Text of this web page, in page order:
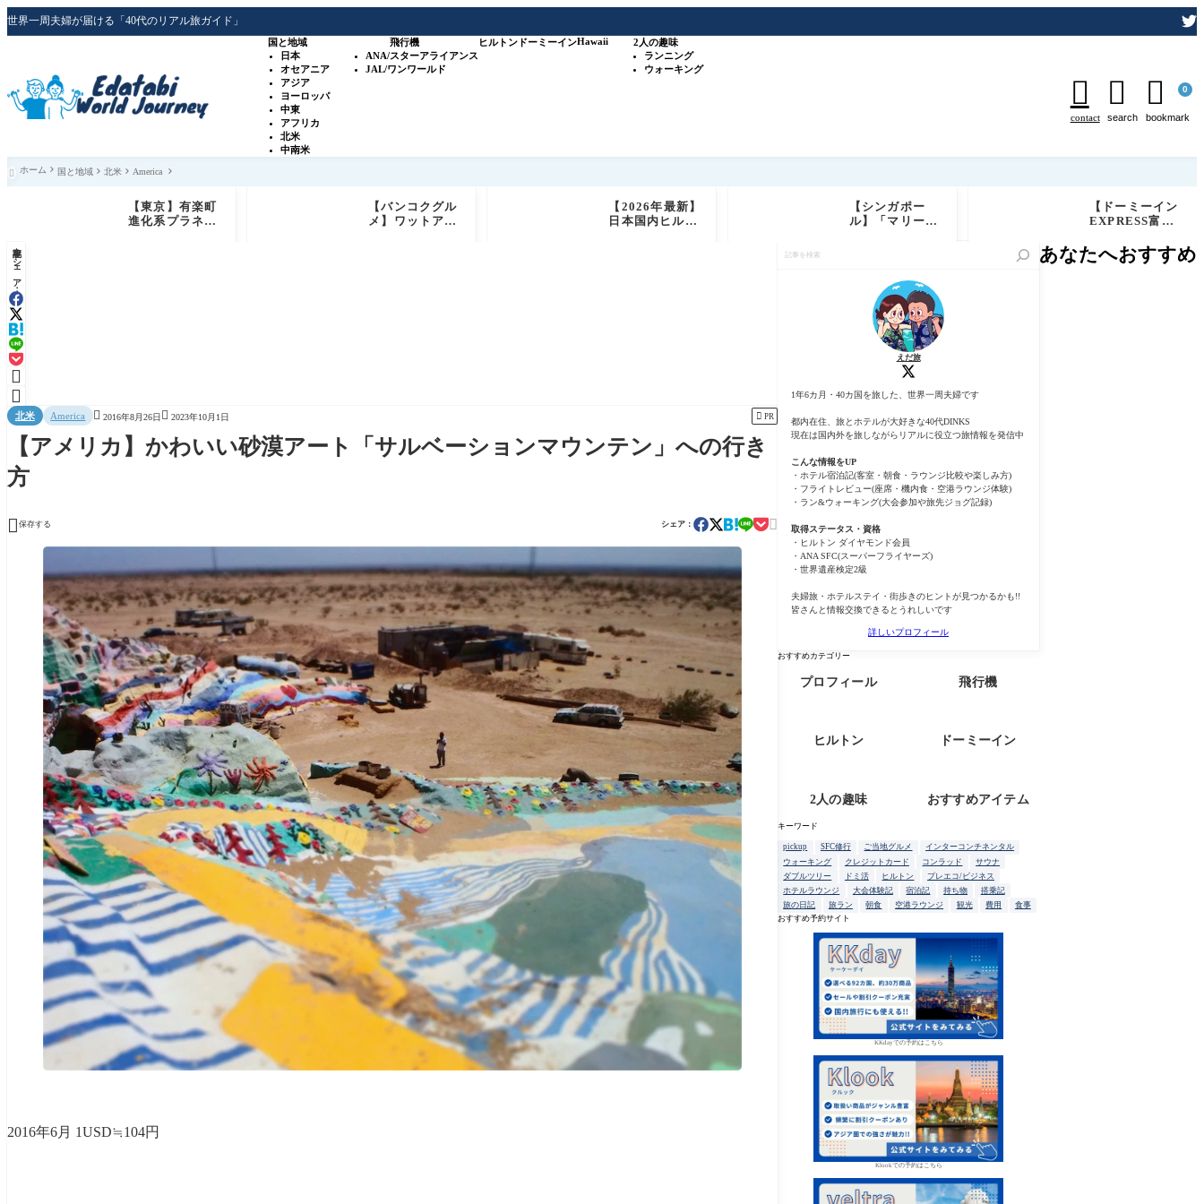
世界一周夫婦が届ける「40代のリアル旅ガイド」
国と地域
日本
オセアニア
アジア
ヨーロッパ
中東
アフリカ
北米
中南米
飛行機
ANA/スターアライアンス
JAL/ワンワールド
ヒルトン ドーミーインHawaii
2人の趣味
ランニング
ウォーキング

contact

search
 0
bookmark
 ホーム 国と地域 北米 America
【東京】有楽町
進化系プラネタ
【バンコクグル
メ】ワットアル
【2026年最新】
日本国内ヒルト
【シンガポー
ル】「マリーナ
【ドーミーイン
EXPRESS富士
ブログレビュー
｜ご当地メニュ
記事をシェア：


北米 America  2016年8月26日  2023年10月1日  PR
【アメリカ】かわいい砂漠アート「サルベーションマウンテン」への行き
方
 保存する シェア： 
2016年6月 1USD≒104円
えだ旅
1年6カ月・40カ国を旅した、世界一周夫婦です
都内在住、旅とホテルが大好きな40代DINKS
現在は国内外を旅しながらリアルに役立つ旅情報を発信中
こんな情報をUP
・ホテル宿泊記(客室・朝食・ラウンジ比較や楽しみ方)
・フライトレビュー(座席・機内食・空港ラウンジ体験)
・ラン&ウォーキング(大会参加や旅先ジョグ記録)
取得ステータス・資格
・ヒルトン ダイヤモンド会員
・ANA SFC(スーパーフライヤーズ)
・世界遺産検定2級
夫婦旅・ホテルステイ・街歩きのヒントが見つかるかも!!
皆さんと情報交換できるとうれしいです
詳しいプロフィール
おすすめカテゴリー
プロフィール 飛行機
ヒルトン ドーミーイン
2人の趣味 おすすめアイテム
キーワード
pickup SFC修行 ご当地グルメ
インターコンチネンタル
ウォーキング
クレジットカード コンラッド
サウナ
ダブルツリー
ドミ活 ヒルトン
プレエコ/ビジネス
ホテルラウンジ
大会体験記 宿泊記 持ち物
搭乗記
旅の日記
旅ラン 朝食 空港ラウンジ 観光 費用
食事
おすすめ予約サイト
KKdayでの予約はこちら
Klookでの予約はこちら
あなたへおすすめ